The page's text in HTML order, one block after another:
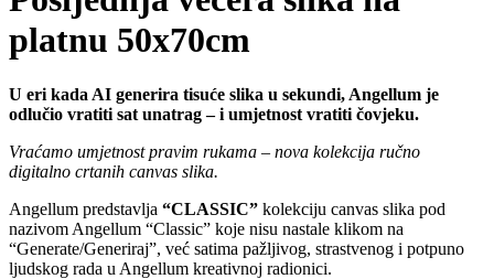
platnu 50x70cm
U eri kada AI generira tisuće slika u sekundi, Angellum je
odlučio vratiti sat unatrag – i umjetnost vratiti čovjeku.
Vraćamo umjetnost pravim rukama – nova kolekcija ručno
digitalno crtanih canvas slika.
Angellum predstavlja “CLASSIC” kolekciju canvas slika pod
nazivom Angellum “Classic” koje nisu nastale klikom na
“Generate/Generiraj”, već satima pažljivog, strastvenog i potpuno
ljudskog rada u Angellum kreativnoj radionici.